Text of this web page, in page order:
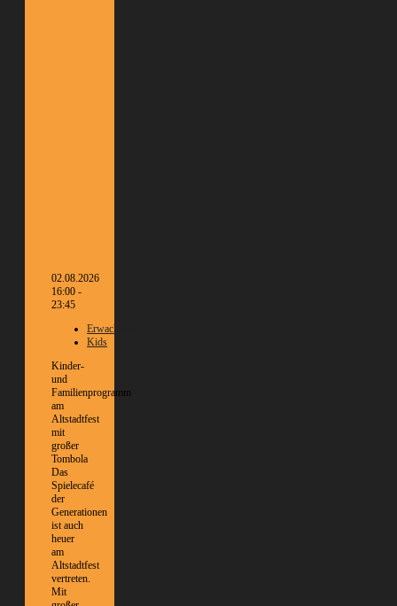
02.08.2026
16:00 -
23:45
Erwachsene
Kids
Kinder-
und
Familienprogramm
am
Altstadtfest
mit
großer
Tombola
Das
Spielecafé
der
Generationen
ist auch
heuer
am
Altstadtfest
vertreten.
Mit